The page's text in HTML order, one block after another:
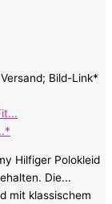
Bild-Link*
Hilfiger Polokleid
Die...
mit klassischem